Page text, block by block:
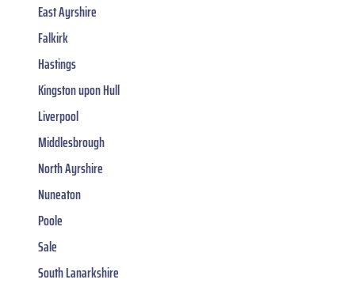
East Ayrshire
Falkirk
Hastings
Kingston upon Hull
Liverpool
Middlesbrough
North Ayrshire
Nuneaton
Poole
Sale
South Lanarkshire